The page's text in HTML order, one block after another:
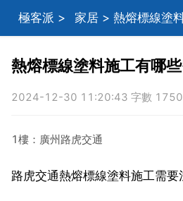
極客派 > 家居 > 熱熔標線塗
的細節
熱熔標線塗料施工有哪
2024-12-30 11:20:43 字數 1750
1樓：廣州路虎交通
路虎交通熱熔標線塗料施工需要